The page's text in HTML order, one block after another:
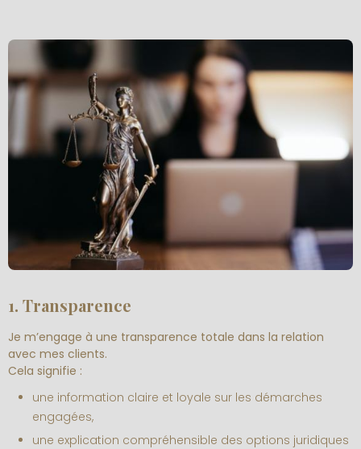
1. Transparence
Je m’engage à une transparence totale dans la relation
avec mes clients.
Cela signifie :
une information claire et loyale sur les démarches
engagées,
une explication compréhensible des options juridiques